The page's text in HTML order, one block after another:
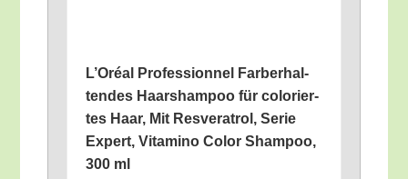
L’O­ré­al Pro­fes­si­on­nel Farb­er­hal­
ten­des Haar­sham­poo für colo­rier­
tes Haar, Mit Res­ver­at­rol, Serie
Expert, Vit­ami­no Color Sham­poo,
300 ml